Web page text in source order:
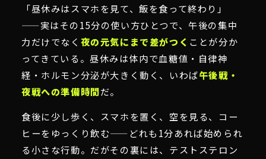
「昼休みはスマホを見て、飯を食って終わり」
——実はその15分の使い方ひとつで、午後の集中
力だけでなく 夜の元気にまで差がつく ことが分か
ってきている。昼休みは体内で血糖値・自律神
経・ホルモン分泌が大きく動く、いわば午後戦・
夜戦への準備時間だ。
食後に少し歩く、スマホを置く、空を見る、コー
ヒーをゆっくり飲む——どれも1分あれば始められ
る小さな行動。だがその裏には、テストステロン